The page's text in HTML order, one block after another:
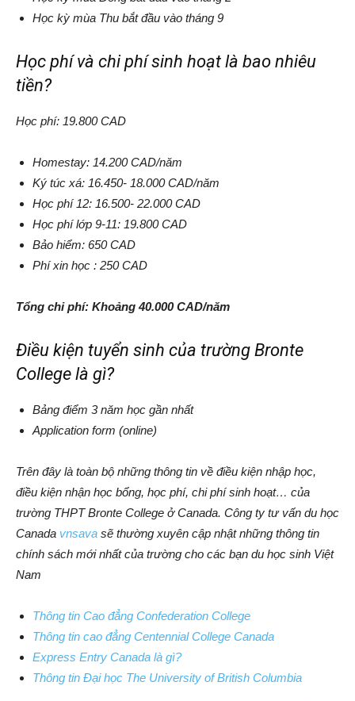
Học kỳ mùa Thu bắt đầu vào tháng 9
Học phí và chi phí sinh hoạt là bao nhiêu
tiền?
Học phí: 19.800 CAD
Homestay: 14.200 CAD/năm
Ký túc xá: 16.450- 18.000 CAD/năm
Học phí 12: 16.500- 22.000 CAD
Học phí lớp 9-11: 19.800 CAD
Bảo hiểm: 650 CAD
Phí xin học : 250 CAD
Tổng chi phí: Khoảng 40.000 CAD/năm
Điều kiện tuyển sinh của trường Bronte
College là gì?
Bảng điểm 3 năm học gần nhất
Application form (online)
Trên đây là toàn bộ những thông tin về điều kiện nhập học,
điều kiện nhận học bổng, học phí, chi phí sinh hoạt… của
trường THPT Bronte College ở Canada. Công ty tư vấn du học
Canada vnsava sẽ thường xuyên cập nhật những thông tin
chính sách mới nhất của trường cho các bạn du học sinh Việt
Nam
Thông tin Cao đẳng Confederation College
Thông tin cao đẳng Centennial College Canada
Express Entry Canada là gì?
Thông tin Đại học The University of British Columbia